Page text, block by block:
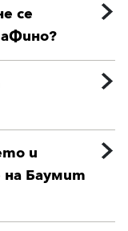
се
и
на Баумит